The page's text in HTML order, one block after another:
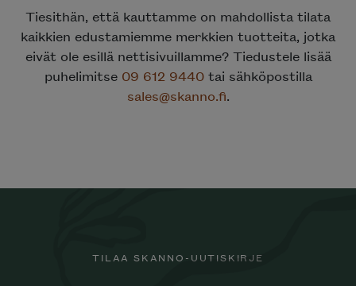
Tiesithän, että kauttamme on mahdollista tilata
kaikkien edustamiemme merkkien tuotteita, jotka
eivät ole esillä nettisivuillamme? Tiedustele lisää
puhelimitse 09 612 9440tai sähköpostilla
sales@skanno.fi.
TILAA SKANNO-UUTISKIRJE